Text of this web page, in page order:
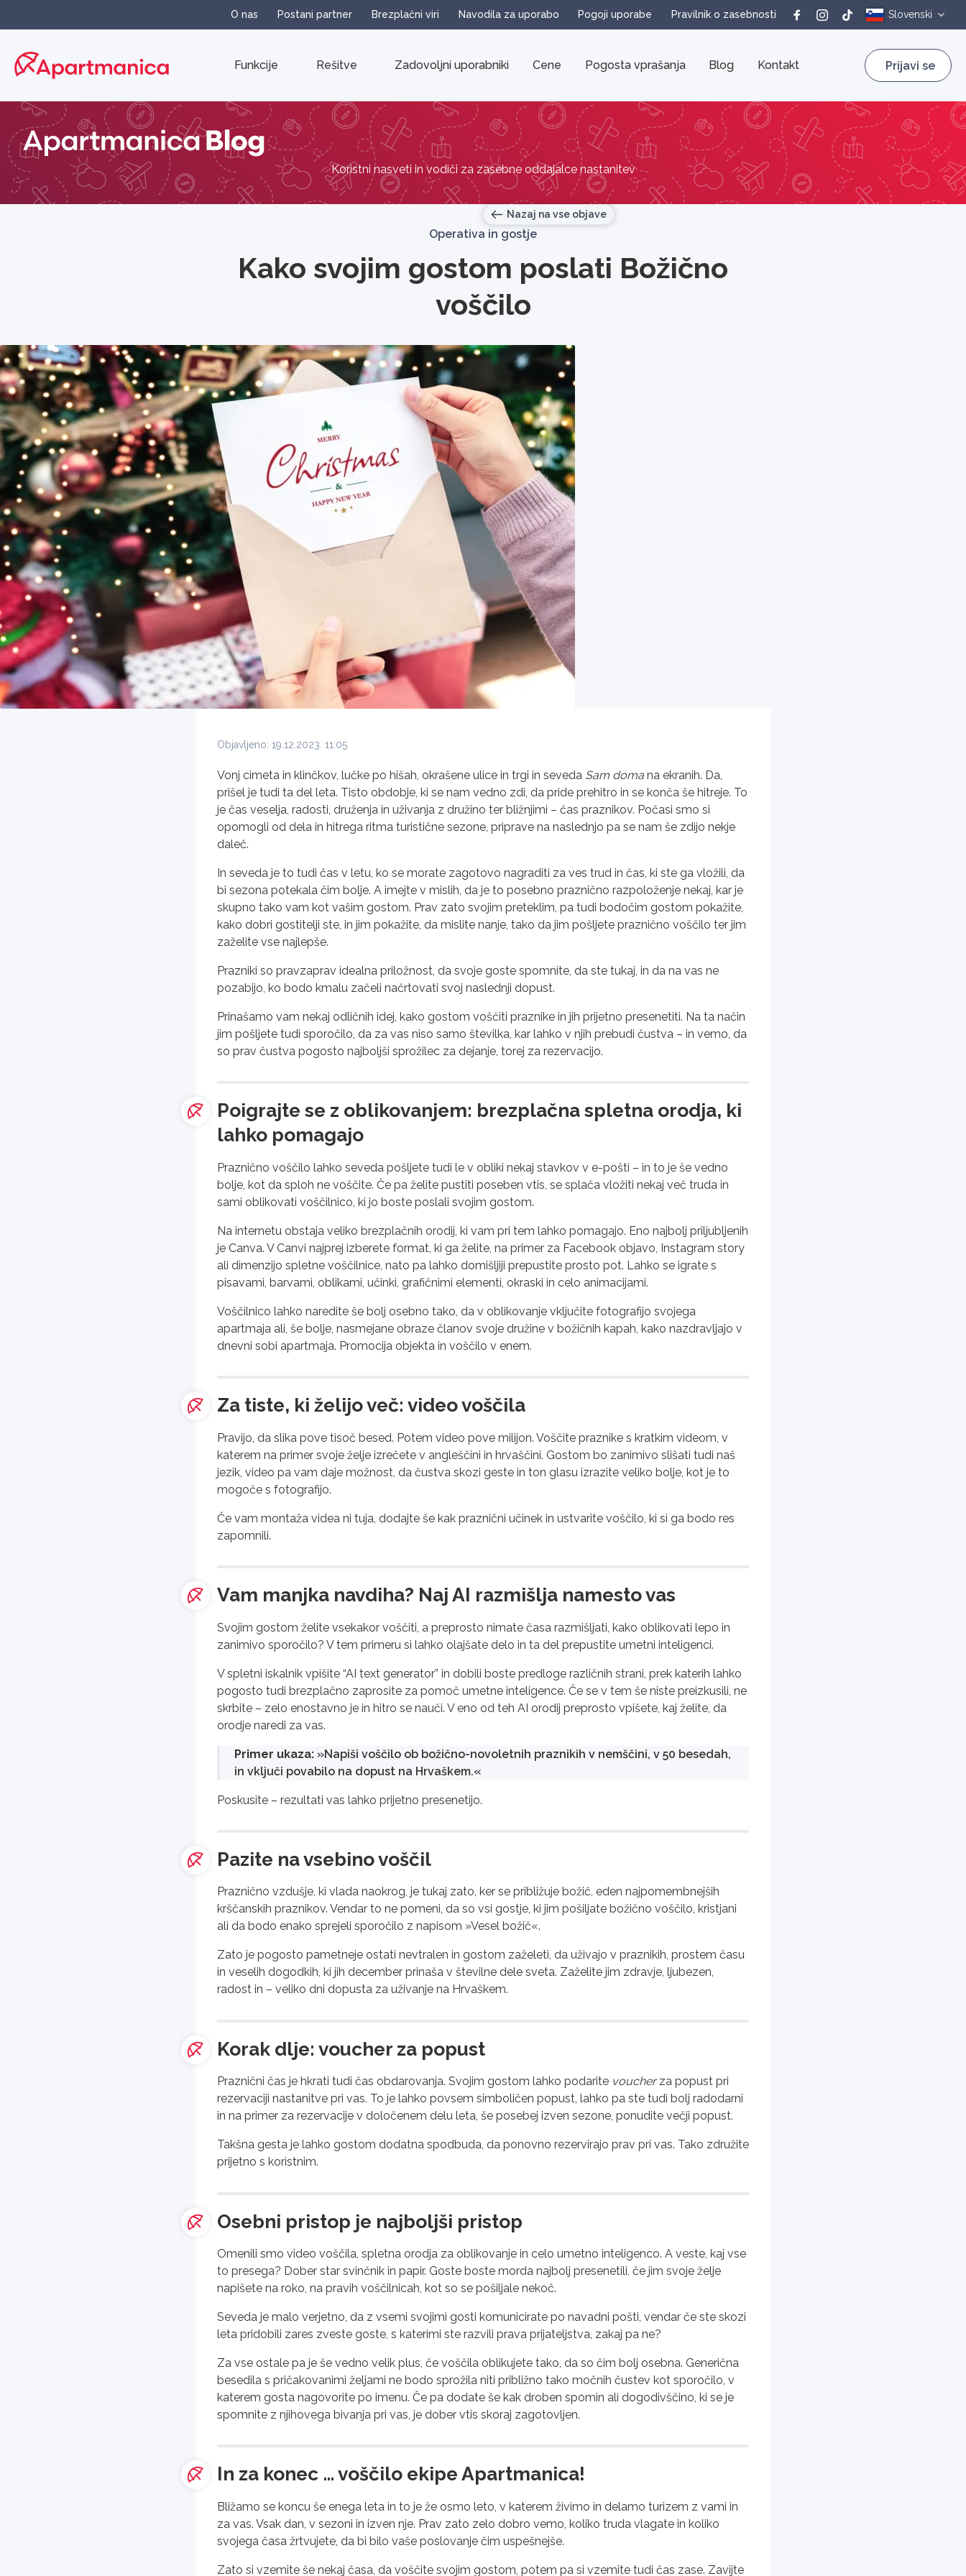
O nas Postani partner Brezplačni viri Navodila za uporabo Pogoji uporabe Pravilnik o zasebnosti Slovenski
Funkcije Rešitve Zadovoljni uporabniki Cene Pogosta vprašanja Blog Kontakt Prijavi se
Koristni nasveti in vodiči za zasebne oddajalce nastanitev
Nazaj na vse objave
Operativa in gostje
Kako svojim gostom poslati Božično
voščilo
Objavljeno: 19.12.2023. 11:05
Vonj cimeta in klinčkov, lučke po hišah, okrašene ulice in trgi in seveda Sam doma na ekranih. Da,
prišel je tudi ta del leta. Tisto obdobje, ki se nam vedno zdi, da pride prehitro in se konča še hitreje. To
je čas veselja, radosti, druženja in uživanja z družino ter bližnjimi – čas praznikov. Počasi smo si
opomogli od dela in hitrega ritma turistične sezone, priprave na naslednjo pa se nam še zdijo nekje
daleč.
In seveda je to tudi čas v letu, ko se morate zagotovo nagraditi za ves trud in čas, ki ste ga vložili, da
bi sezona potekala čim bolje. A imejte v mislih, da je to posebno praznično razpoloženje nekaj, kar je
skupno tako vam kot vašim gostom. Prav zato svojim preteklim, pa tudi bodočim gostom pokažite,
kako dobri gostitelji ste, in jim pokažite, da mislite nanje, tako da jim pošljete praznično voščilo ter jim
zaželite vse najlepše.
Prazniki so pravzaprav idealna priložnost, da svoje goste spomnite, da ste tukaj, in da na vas ne
pozabijo, ko bodo kmalu začeli načrtovati svoj naslednji dopust.
Prinašamo vam nekaj odličnih idej, kako gostom voščiti praznike in jih prijetno presenetiti. Na ta način
jim pošljete tudi sporočilo, da za vas niso samo številka, kar lahko v njih prebudi čustva – in vemo, da
so prav čustva pogosto najboljši sprožilec za dejanje, torej za rezervacijo.
Poigrajte se z oblikovanjem: brezplačna spletna orodja, ki
lahko pomagajo
Praznično voščilo lahko seveda pošljete tudi le v obliki nekaj stavkov v e-pošti – in to je še vedno
bolje, kot da sploh ne voščite. Če pa želite pustiti poseben vtis, se splača vložiti nekaj več truda in
sami oblikovati voščilnico, ki jo boste poslali svojim gostom.
Na internetu obstaja veliko brezplačnih orodij, ki vam pri tem lahko pomagajo. Eno najbolj priljubljenih
je Canva. V Canvi najprej izberete format, ki ga želite, na primer za Facebook objavo, Instagram story
ali dimenzijo spletne voščilnice, nato pa lahko domišljiji prepustite prosto pot. Lahko se igrate s
pisavami, barvami, oblikami, učinki, grafičnimi elementi, okraski in celo animacijami.
Voščilnico lahko naredite še bolj osebno tako, da v oblikovanje vključite fotografijo svojega
apartmaja ali, še bolje, nasmejane obraze članov svoje družine v božičnih kapah, kako nazdravljajo v
dnevni sobi apartmaja. Promocija objekta in voščilo v enem.
Za tiste, ki želijo več: video voščila
Pravijo, da slika pove tisoč besed. Potem video pove milijon. Voščite praznike s kratkim videom, v
katerem na primer svoje želje izrečete v angleščini in hrvaščini. Gostom bo zanimivo slišati tudi naš
jezik, video pa vam daje možnost, da čustva skozi geste in ton glasu izrazite veliko bolje, kot je to
mogoče s fotografijo.
Če vam montaža videa ni tuja, dodajte še kak praznični učinek in ustvarite voščilo, ki si ga bodo res
zapomnili.
Vam manjka navdiha? Naj AI razmišlja namesto vas
Svojim gostom želite vsekakor voščiti, a preprosto nimate časa razmišljati, kako oblikovati lepo in
zanimivo sporočilo? V tem primeru si lahko olajšate delo in ta del prepustite umetni inteligenci.
V spletni iskalnik vpišite “AI text generator” in dobili boste predloge različnih strani, prek katerih lahko
pogosto tudi brezplačno zaprosite za pomoč umetne inteligence. Če se v tem še niste preizkusili, ne
skrbite – zelo enostavno je in hitro se nauči. V eno od teh AI orodij preprosto vpišete, kaj želite, da
orodje naredi za vas.
Primer ukaza: »Napiši voščilo ob božično-novoletnih praznikih v nemščini, v 50 besedah,
in vključi povabilo na dopust na Hrvaškem.«
Poskusite – rezultati vas lahko prijetno presenetijo.
Pazite na vsebino voščil
Praznično vzdušje, ki vlada naokrog, je tukaj zato, ker se približuje božič, eden najpomembnejših
krščanskih praznikov. Vendar to ne pomeni, da so vsi gostje, ki jim pošiljate božično voščilo, kristjani
ali da bodo enako sprejeli sporočilo z napisom »Vesel božič«.
Zato je pogosto pametneje ostati nevtralen in gostom zaželeti, da uživajo v praznikih, prostem času
in veselih dogodkih, ki jih december prinaša v številne dele sveta. Zaželite jim zdravje, ljubezen,
radost in – veliko dni dopusta za uživanje na Hrvaškem.
Korak dlje: voucher za popust
Praznični čas je hkrati tudi čas obdarovanja. Svojim gostom lahko podarite voucherza popust pri
rezervaciji nastanitve pri vas. To je lahko povsem simboličen popust, lahko pa ste tudi bolj radodarni
in na primer za rezervacije v določenem delu leta, še posebej izven sezone, ponudite večji popust.
Takšna gesta je lahko gostom dodatna spodbuda, da ponovno rezervirajo prav pri vas. Tako združite
prijetno s koristnim.
Osebni pristop je najboljši pristop
Omenili smo video voščila, spletna orodja za oblikovanje in celo umetno inteligenco. A veste, kaj vse
to presega? Dober star svinčnik in papir. Goste boste morda najbolj presenetili, če jim svoje želje
napišete na roko, na pravih voščilnicah, kot so se pošiljale nekoč.
Seveda je malo verjetno, da z vsemi svojimi gosti komunicirate po navadni pošti, vendar če ste skozi
leta pridobili zares zveste goste, s katerimi ste razvili prava prijateljstva, zakaj pa ne?
Za vse ostale pa je še vedno velik plus, če voščila oblikujete tako, da so čim bolj osebna. Generična
besedila s pričakovanimi željami ne bodo sprožila niti približno tako močnih čustev kot sporočilo, v
katerem gosta nagovorite po imenu. Če pa dodate še kak droben spomin ali dogodivščino, ki se je
spomnite z njihovega bivanja pri vas, je dober vtis skoraj zagotovljen.
In za konec … voščilo ekipe Apartmanica!
Bližamo se koncu še enega leta in to je že osmo leto, v katerem živimo in delamo turizem z vami in
za vas. Vsak dan, v sezoni in izven nje. Prav zato zelo dobro vemo, koliko truda vlagate in koliko
svojega časa žrtvujete, da bi bilo vaše poslovanje čim uspešnejše.
Zato si vzemite še nekaj časa, da voščite svojim gostom, potem pa si vzemite tudi čas zase. Zavijte